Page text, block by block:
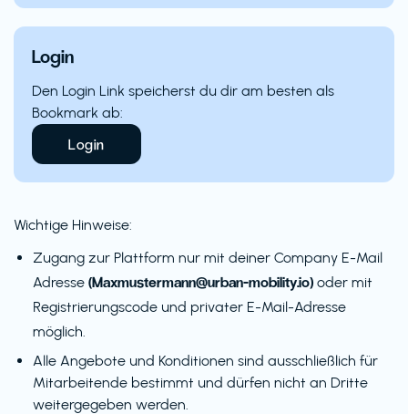
Login
Den Login Link speicherst du dir am besten als
Bookmark ab:
Login
Wichtige Hinweise:
Zugang zur Plattform nur mit deiner Company E-Mail
Adresse (Maxmustermann@urban-mobility.io) oder mit
Registrierungscode und privater E-Mail-Adresse
möglich.
Alle Angebote und Konditionen sind ausschließlich für
Mitarbeitende bestimmt und dürfen nicht an Dritte
weitergegeben werden.